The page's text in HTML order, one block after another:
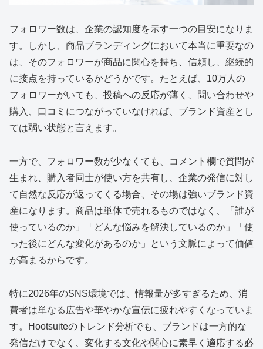
フォロワー数は、企業の認知度を示す一つの目安になりま
す。しかし、商品ブランディングにおいて本当に重要なの
は、そのフォロワーが商品に関心を持ち、信頼し、継続的
に接点を持っているかどうかです。たとえば、10万人の
フォロワーがいても、投稿への反応が薄く、問い合わせや
購入、口コミにつながっていなければ、ブランド資産とし
ては弱い状態と言えます。
一方で、フォロワー数が少なくても、コメント欄で質問が
生まれ、購入者同士が使い方を共有し、企業の発信に対し
て自然な反応が返ってくる場合、その場は強いブランド資
産になります。商品は単体で売れるものではなく、「誰が
使っているのか」「どんな悩みを解決しているのか」「使
った後にどんな変化があるのか」という文脈によって価値
が高まるからです。
特に2026年のSNS環境では、情報量が多すぎるため、消
費者は単なる広告や華やかな宣伝に疲れやすくなっていま
す。Hootsuiteのトレンド分析でも、ブランドは一方的な
発信だけでなく、変化する文化や関心に素早く適応する必